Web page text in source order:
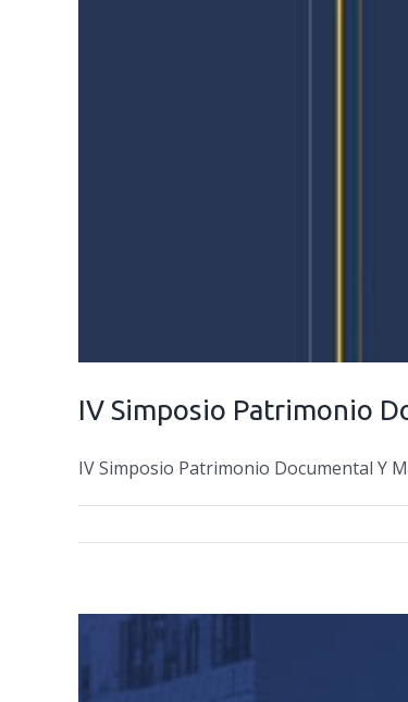
IV Simposio Patrimonio
IV Simposio Patrimonio Documental Y